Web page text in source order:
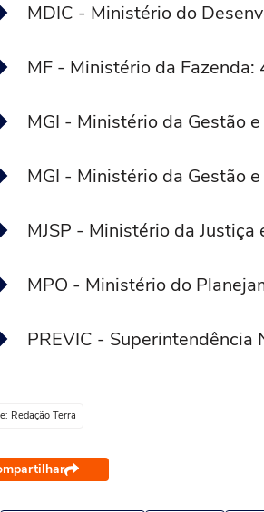
MDIC - Ministério do
MF - Ministério da Fazenda:
MGI - Ministério da Gestão
MGI - Ministério da Gestão
MJSP - Ministério da
MPO - Ministério do
PREVIC -
Redação Terra